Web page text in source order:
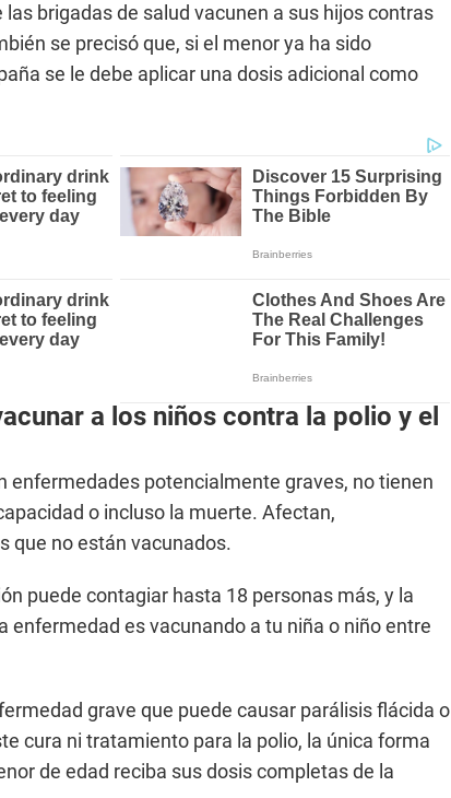
brigadas de salud vacunen a sus hijos contras
se precisó que, si el menor ya ha sido
se le debe aplicar una dosis adicional como
a los niños contra la polio y el
enfermedades potencialmente graves, no tienen
o incluso la muerte. Afectan,
que no están vacunados.
puede contagiar hasta 18 personas más, y la
enfermedad es vacunando a tu niña o niño entre
grave que puede causar parálisis flácida o
cura ni tratamiento para la polio, la única forma
de edad reciba sus dosis completas de la